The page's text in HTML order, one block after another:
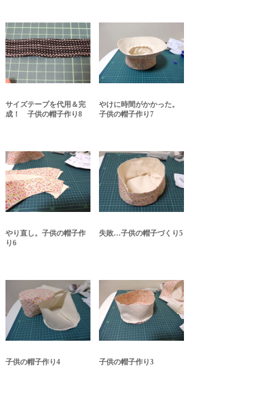
サイズテープを代用＆完
成！ 子供の帽子作り8
やけに時間がかかった。
子供の帽子作り7
やり直し。子供の帽子作
り6
失敗…子供の帽子づくり5
子供の帽子作り4 子供の帽子作り3